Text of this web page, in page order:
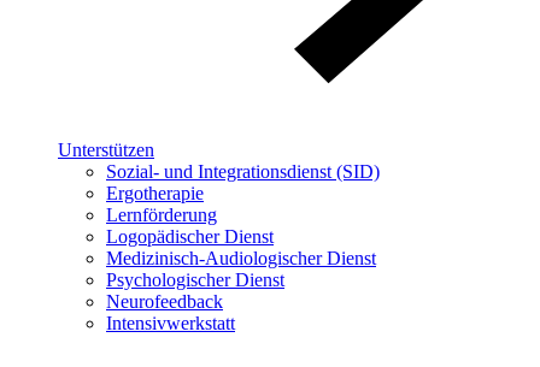
Unterstützen
Sozial- und Integrationsdienst (SID)
Ergotherapie
Lernförderung
Logopädischer Dienst
Medizinisch-Audiologischer Dienst
Psychologischer Dienst
Neurofeedback
Intensivwerkstatt